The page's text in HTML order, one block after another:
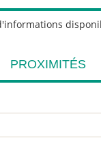
PROXIMITÉS